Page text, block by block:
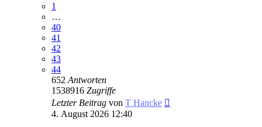
1
…
40
41
42
43
44
652 Antworten
1538916 Zugriffe
Letzter Beitrag von T Hancke
4. August 2026 12:40